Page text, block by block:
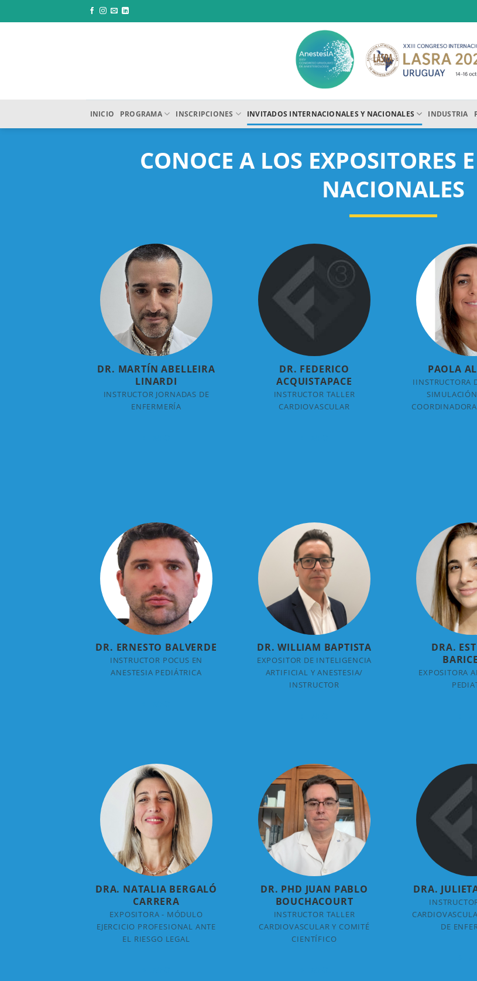
al
INICIO PROGRAMA INSCRIPCIONES INVITADOS INTERNACIONALES Y NACIONALES INDUSTRIA
CONOCE A LOS EXPOSITORES
NACIONALES
DR. MARTÍN ABELLEIRA
LINARDI
INSTRUCTOR JORNADAS DE
ENFERMERÍA
DR. FEDERICO
ACQUISTAPACE
INSTRUCTOR TALLER
CARDIOVASCULAR
PAOLA
IINSTRUCTORA
DR. ERNESTO BALVERDE
INSTRUCTOR POCUS EN
ANESTESIA PEDIÁTRICA
DR. WILLIAM BAPTISTA
EXPOSITOR DE INTELIGENCIA
ARTIFICIAL Y ANESTESIA/
INSTRUCTOR
DRA.
EXPOSITORA
DRA. NATALIA BERGALÓ
CARRERA
EXPOSITORA - MÓDULO
EJERCICIO PROFESIONAL ANTE
EL RIESGO LEGAL
DR. PHD JUAN PABLO
BOUCHACOURT
INSTRUCTOR TALLER
CARDIOVASCULAR Y COMITÉ
CIENTÍFICO
DRA.
DE